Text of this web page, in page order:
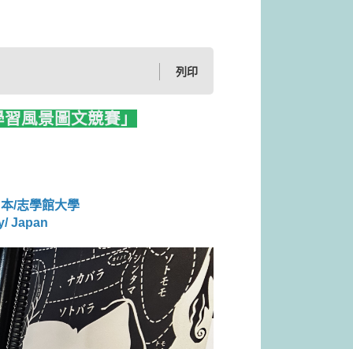
列印
風景圖文競賽」
/志學館大學
Japan